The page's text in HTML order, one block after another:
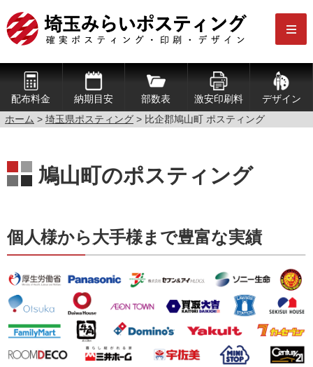
配布料金 納期目安 部数表 激安印刷料
デザイン
ホーム > 埼玉県ポスティング> 比企郡鳩山町 ポスティング
鳩山町のポスティング
個人様から大手様まで豊富な実績